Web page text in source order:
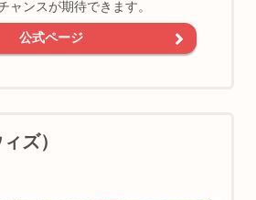
ャンスが期待できます。
公式ページ
ズ）